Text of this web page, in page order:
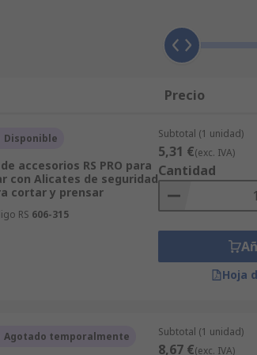
RS también tiene una selección
de Accesorios para Alicates
incluidos los componentes de
Nuestro sitio web es rápido y
y sus resultados se organizarán por la
las páginas de soporte. La Zona
para Alicates y sus usos, así
Precio
Disponible
accesorios RS PRO para
con Alicates de seguridad
cortar y prensar
RS 606-315
Subtotal (1 unidad)
5,31 €(exc. IVA)
Cantidad
Hoja
Agotado temporalmente Subtotal (1 unidad)
8,67 €(exc. IVA)